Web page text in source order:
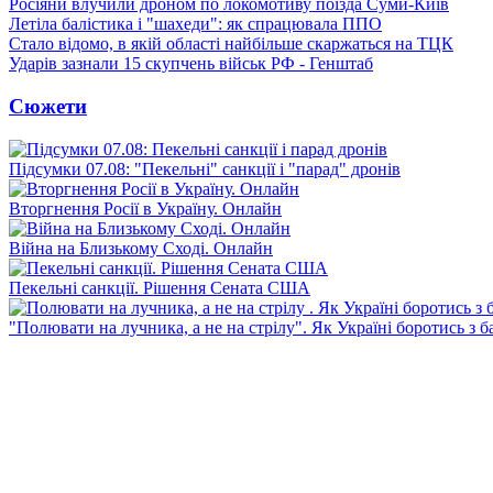
Росіяни влучили дроном по локомотиву поїзда Суми-Київ
Летіла балістика і "шахеди": як спрацювала ППО
Стало відомо, в якій області найбільше скаржаться на ТЦК
Ударів зазнали 15 скупчень військ РФ - Генштаб
Сюжети
Підсумки 07.08: "Пекельні" санкції і "парад" дронів
Вторгнення Росії в Україну. Онлайн
Війна на Близькому Сході. Онлайн
Пекельні санкції. Рішення Сената США
"Полювати на лучника, а не на стрілу". Як Україні боротись з